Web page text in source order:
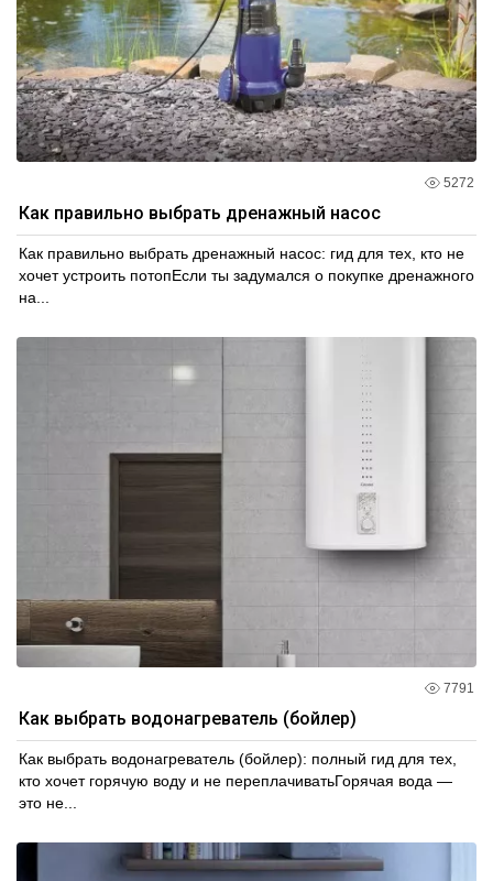
5272
Как правильно выбрать дренажный насос
Как правильно выбрать дренажный насос: гид для тех, кто не
хочет устроить потопЕсли ты задумался о покупке дренажного
на...
7791
Как выбрать водонагреватель (бойлер)
Как выбрать водонагреватель (бойлер): полный гид для тех,
кто хочет горячую воду и не переплачиватьГорячая вода —
это не...